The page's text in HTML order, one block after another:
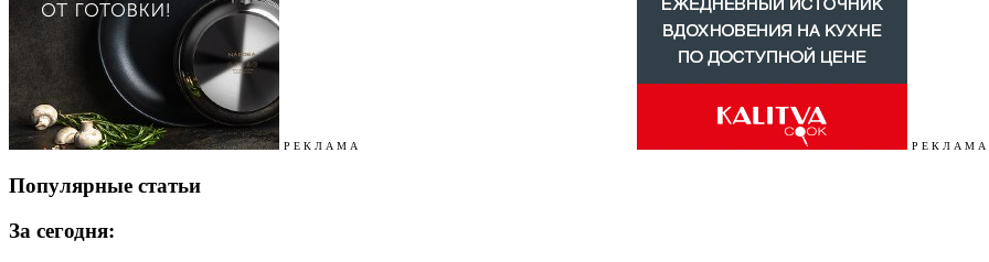
Р Е К Л А М А Р Е К Л А М А
Популярные статьи
За сегодня: